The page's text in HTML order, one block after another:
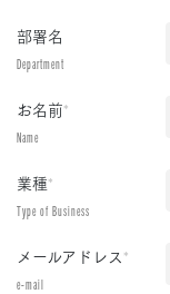
部署名
Department
お名前*
Name
業種*
Type of Business
メールアドレス*
e-mail